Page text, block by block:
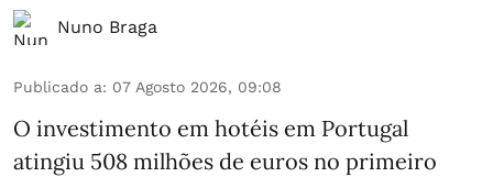
Nuno Braga
Publicado a: 07 Agosto 2026, 09:08
O investimento em hotéis em Portugal
atingiu 508 milhões de euros no primeiro